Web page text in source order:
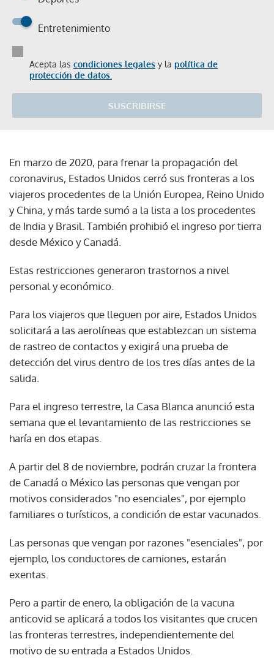
Entretenimiento
Acepta las condiciones legales y la política de
protección de datos.
SUSCRIBIRSE
En marzo de 2020, para frenar la propagación del
coronavirus, Estados Unidos cerró sus fronteras a los
viajeros procedentes de la Unión Europea, Reino Unido
y China, y más tarde sumó a la lista a los procedentes
de India y Brasil. También prohibió el ingreso por tierra
desde México y Canadá.
Estas restricciones generaron trastornos a nivel
personal y económico.
Para los viajeros que lleguen por aire, Estados Unidos
solicitará a las aerolíneas que establezcan un sistema
de rastreo de contactos y exigirá una prueba de
detección del virus dentro de los tres días antes de la
salida.
Para el ingreso terrestre, la Casa Blanca anunció esta
semana que el levantamiento de las restricciones se
haría en dos etapas.
A partir del 8 de noviembre, podrán cruzar la frontera
de Canadá o México las personas que vengan por
motivos considerados "no esenciales", por ejemplo
familiares o turísticos, a condición de estar vacunados.
Las personas que vengan por razones "esenciales", por
ejemplo, los conductores de camiones, estarán
exentas.
Pero a partir de enero, la obligación de la vacuna
anticovid se aplicará a todos los visitantes que crucen
las fronteras terrestres, independientemente del
motivo de su entrada a Estados Unidos.